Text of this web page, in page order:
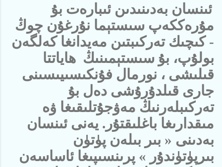
ئىنسان بەدىنىدىن ئىبارەت بۇ
مۇرەككەپ سىستېما نۇرغۇن چوڭ
- كىچىك تەركىبتىن مەيدانغا كەلگەن
بولۇپ، بۇ سىستېمىنىڭ ھاياتتا
قىلىشى ، نورمال فۇنكىسىيىسىنى
جارى قىلدۇرۇشى دەل بۇ
تەركىبلەرنىڭ مەۋجۇتلىقىغا ۋە
مىقدارىغا باغلىقتۇر. يەنى ئىنسان
بەدىنى « بىر بىلەن پۈتۈن
بىرپۈتۈندۇر » پرىنسىپىغا ئاساسەن